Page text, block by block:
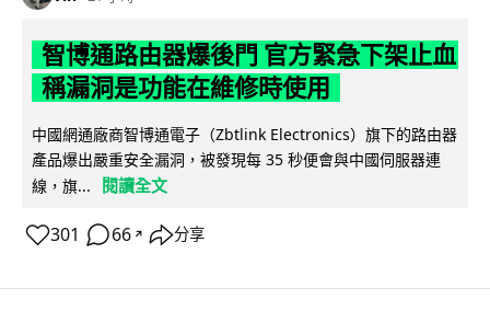
智博通路由器爆後門 官方緊急下架止血
稱漏洞是功能在維修時使用
中國網通廠商智博通電子（Zbtlink Electronics）旗下的路由器
產品爆出嚴重安全漏洞，被發現每 35 秒便會與中國伺服器連
線，旗...
閱讀全文
301 66 ↗ 分享